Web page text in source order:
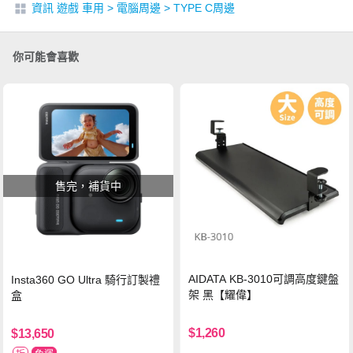
資訊 遊戲 車用 > 電腦周邊 > TYPE C周邊
你可能會喜歡
售完，補貨中
Insta360 GO Ultra 騎行訂製禮
盒
$13,650
AIDATA KB-3010可調高度鍵盤
架 黑【耀偉】
$1,260